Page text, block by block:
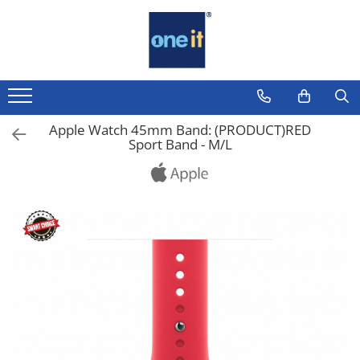
Laptop, Tablete & Telefoane
Laptop / Notebook
Notebook Consumer
Tablete & accesorii
Apple Watch 45mm Band: (PRODUCT)RED
Sport Band - M/L